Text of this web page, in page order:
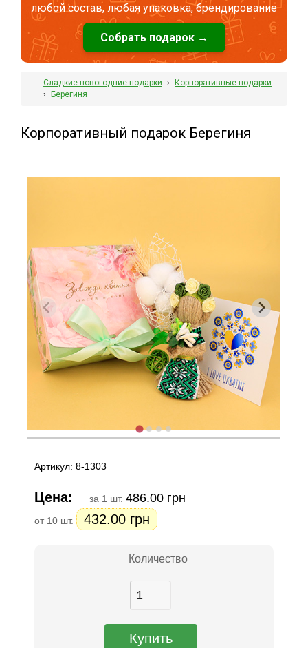
любой состав, любая упаковка, брендирование
Собрать подарок →
Сладкие новогодние подарки › Корпоративные подарки
› Берегиня
Корпоративный подарок Берегиня
Артикул: 8-1303
Цена: за 1 шт. 486.00 грн
от 10 шт. 432.00 грн
Количество